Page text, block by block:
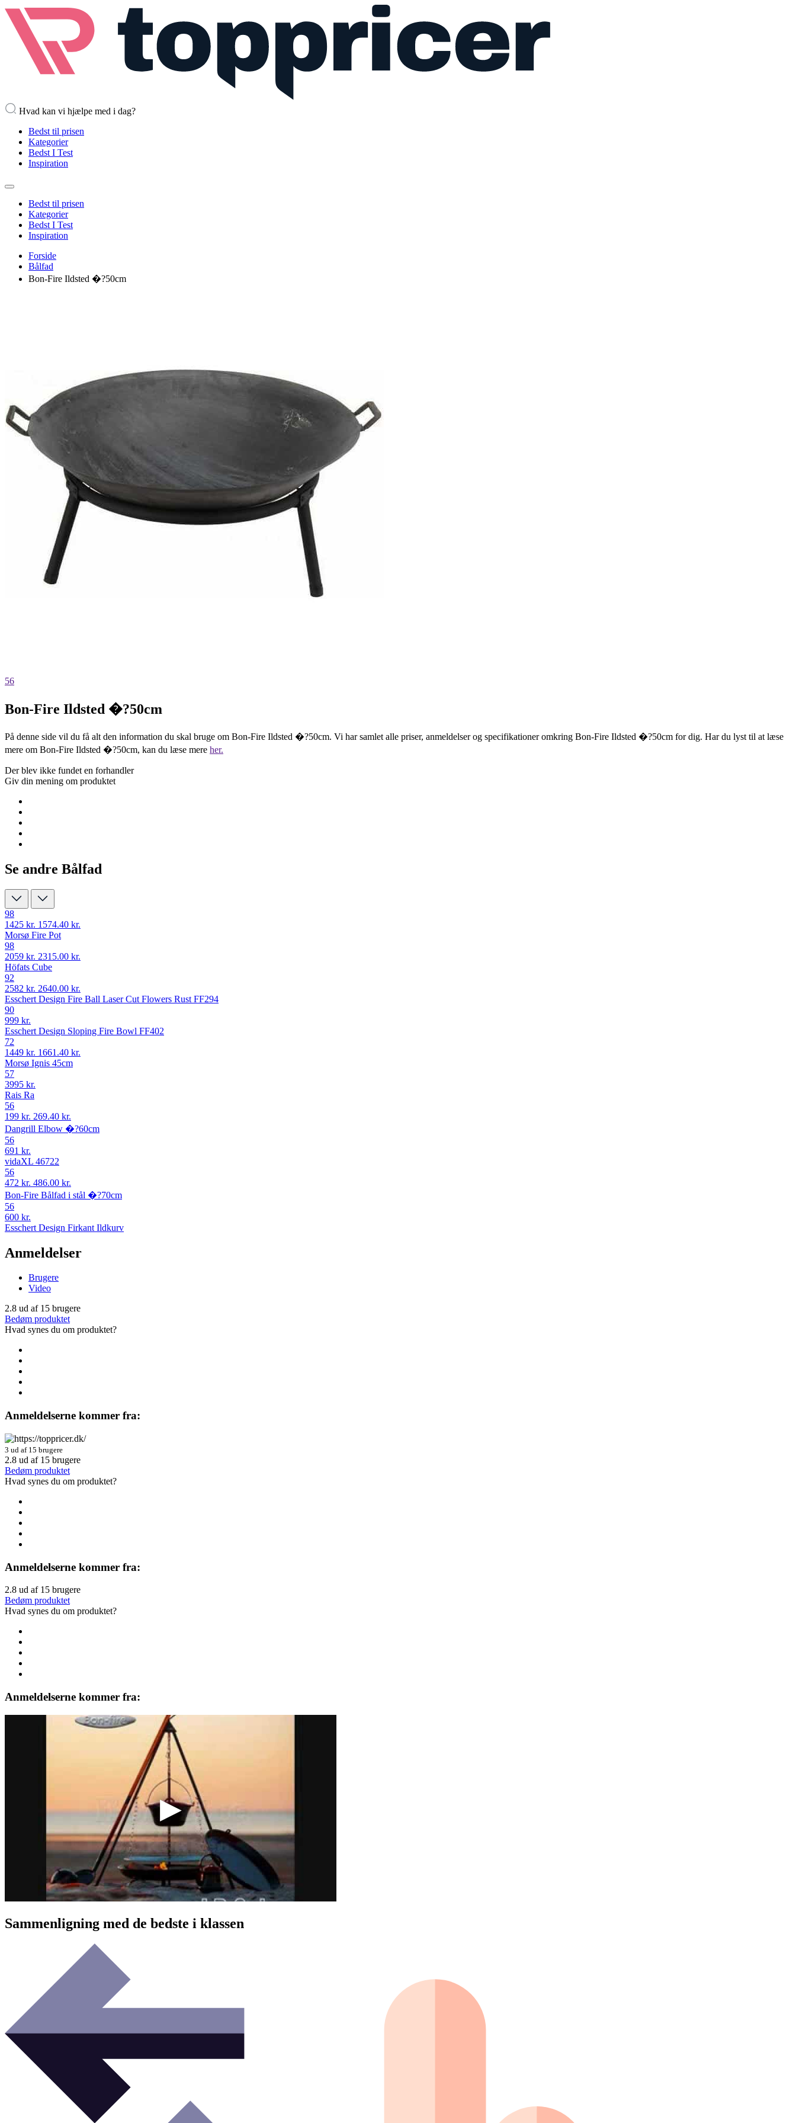
Hvad kan vi hjælpe med i dag?
Bedst til prisen
Kategorier
Bedst I Test
Inspiration
Bedst til prisen
Kategorier
Bedst I Test
Inspiration
Forside
Bålfad
Bon-Fire Ildsted �?50cm
56
Bon-Fire Ildsted �?50cm
På denne side vil du få alt den information du skal bruge om Bon-Fire Ildsted �?50cm. Vi har samlet alle priser, anmeldelser og specifikationer omkring Bon-Fire Ildsted �?50cm for dig. Har du lyst til at læse
mere om Bon-Fire Ildsted �?50cm, kan du læse mere her.
Der blev ikke fundet en forhandler
Giv din mening om produktet
Se andre Bålfad
98
1425 kr. 1574.40 kr.
Morsø Fire Pot
98
2059 kr. 2315.00 kr.
Höfats Cube
92
2582 kr. 2640.00 kr.
Esschert Design Fire Ball Laser Cut Flowers Rust FF294
90
999 kr.
Esschert Design Sloping Fire Bowl FF402
72
1449 kr. 1661.40 kr.
Morsø Ignis 45cm
57
3995 kr.
Rais Ra
56
199 kr. 269.40 kr.
Dangrill Elbow �?60cm
56
691 kr.
vidaXL 46722
56
472 kr. 486.00 kr.
Bon-Fire Bålfad i stål �?70cm
56
600 kr.
Esschert Design Firkant Ildkurv
Anmeldelser
Brugere
Video
2.8 ud af 15 brugere
Bedøm produktet
Hvad synes du om produktet?
Anmeldelserne kommer fra:
3 ud af 15 brugere
2.8 ud af 15 brugere
Bedøm produktet
Hvad synes du om produktet?
Anmeldelserne kommer fra:
2.8 ud af 15 brugere
Bedøm produktet
Hvad synes du om produktet?
Anmeldelserne kommer fra:
Sammenligning med de bedste i klassen